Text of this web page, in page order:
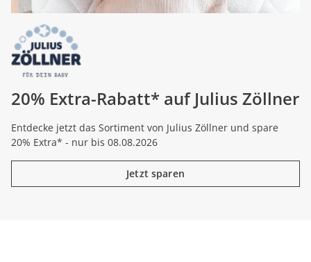
20% Extra-Rabatt* auf Julius Zöllner
Entdecke jetzt das Sortiment von Julius Zöllner und spare
20% Extra* - nur bis 08.08.2026
Jetzt sparen